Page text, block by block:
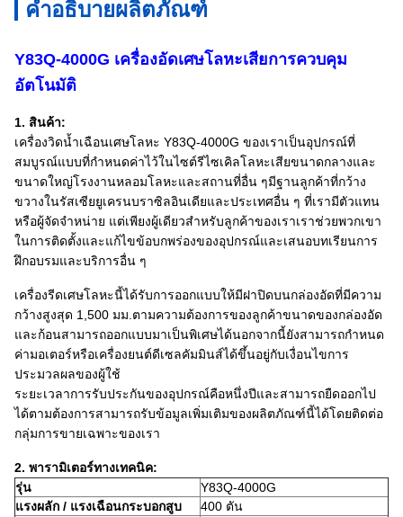
คำอธิบายผลิตภัณฑ์
Y83Q-4000G เครื่องอัดเศษโลหะเสียการควบคุม
อัตโนมัติ
1. สินค้า:
เครื่องวิดน้ำเฉือนเศษโลหะ Y83Q-4000G ของเราเป็นอุปกรณ์ที่
สมบูรณ์แบบที่กำหนดค่าไว้ในไซต์รีไซเคิลโลหะเสียขนาดกลางและ
ขนาดใหญ่โรงงานหลอมโลหะและสถานที่อื่น ๆมีฐานลูกค้าที่กว้าง
ขวางในรัสเซียยูเครนบราซิลอินเดียและประเทศอื่น ๆ ที่เรามีตัวแทน
หรือผู้จัดจำหน่าย แต่เพียงผู้เดียวสำหรับลูกค้าของเราเราช่วยพวกเขา
ในการติดตั้งและแก้ไขข้อบกพร่องของอุปกรณ์และเสนอบทเรียนการ
ฝึกอบรมและบริการอื่น ๆ
เครื่องรีดเศษโลหะนี้ได้รับการออกแบบให้มีฝาปิดบนกล่องอัดที่มีความ
กว้างสูงสุด 1,500 มม.ตามความต้องการของลูกค้าขนาดของกล่องอัด
และก้อนสามารถออกแบบมาเป็นพิเศษได้นอกจากนี้ยังสามารถกำหนด
ค่ามอเตอร์หรือเครื่องยนต์ดีเซลคัมมินส์ได้ขึ้นอยู่กับเงื่อนไขการ
ประมวลผลของผู้ใช้
ระยะเวลาการรับประกันของอุปกรณ์คือหนึ่งปีและสามารถยืดออกไป
ได้ตามต้องการสามารถรับข้อมูลเพิ่มเติมของผลิตภัณฑ์นี้ได้โดยติดต่อ
กลุ่มการขายเฉพาะของเรา
2. พารามิเตอร์ทางเทคนิค:
รุ่น
Y83Q-4000G
แรงผลัก / แรงเฉือนกระบอกสูบ
400 ตัน